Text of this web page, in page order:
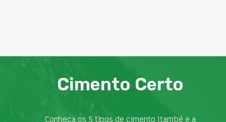
Cimento Certo
Conheça os 5 tipos de cimento Itambé e a